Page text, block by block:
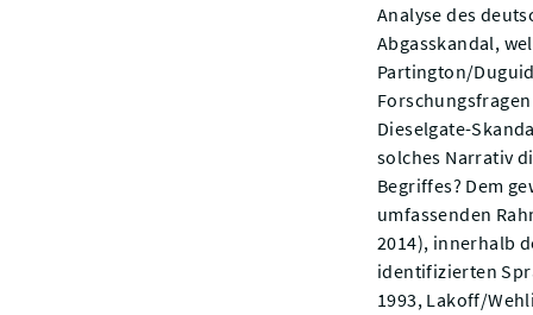
Analyse des
Abgasskandal,
Partington/
Dieselgate-
solches Narrativ
Begriffes? Dem
umfassenden
2014), innerhalb
identifizierten
1993, Lakoff/